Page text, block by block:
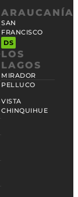
ARAUCANÍA
SAN
FRANCISCO
DS
LOS
LAGOS
MIRADOR
PELLUCO
VISTA
CHINQUIHUE